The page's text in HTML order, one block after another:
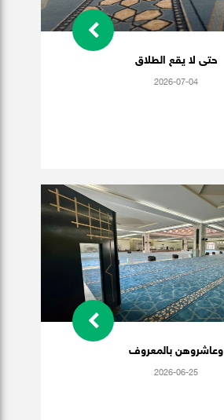
حتى لا يقع الطلاق
2026-07-04
وعاشروهن بالمعروف
2026-06-25